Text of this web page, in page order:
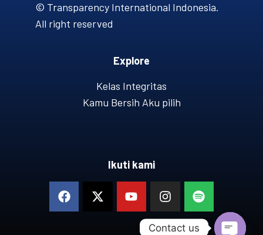
© Transparency International Indonesia.
All right reserved
Explore
Kelas Integritas
Kamu Bersih Aku pilih
Ikuti kami
Contact us